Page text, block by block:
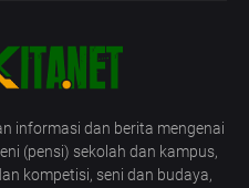
informasi dan berita mengenai
(pensi) sekolah dan kampus,
kompetisi, seni dan budaya,